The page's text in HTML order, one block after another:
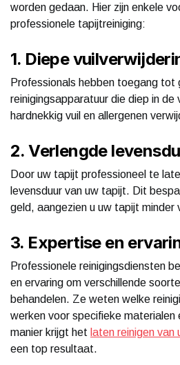
worden gedaan. Hier zijn enkele
professionele tapijtreiniging:
1. Diepe
Professionals hebben toegang tot
reinigingsapparatuur die diep in de
hardnekkig vuil en allergenen
2. Verlengde
Door uw tapijt professioneel te
levensduur van uw tapijt. Dit
geld, aangezien u uw tapijt
3. Expertise en
Professionele reinigingsdiensten
en ervaring om verschillende
behandelen. Ze weten welke
werken voor specifieke materialen
manier krijgt het laten reinigen
een top resultaat.